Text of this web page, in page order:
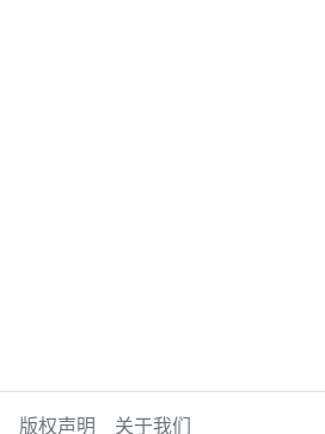
版权声明
关于我们